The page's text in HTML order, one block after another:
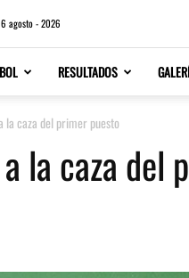
agosto - 2026
RESULTADOS
la caza del primer puesto
la caza del